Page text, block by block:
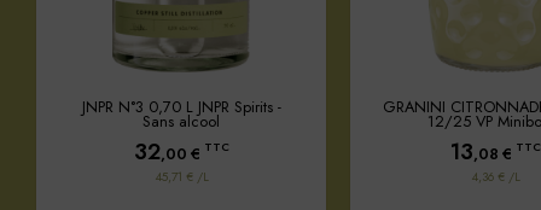
JNPR N°3 0,70 L JNPR Spirits -
Sans alcool
32,00 € TTC
45,71 € /L
GRANINI
12/25 VP
13,08 € TTC
4,36 € /L